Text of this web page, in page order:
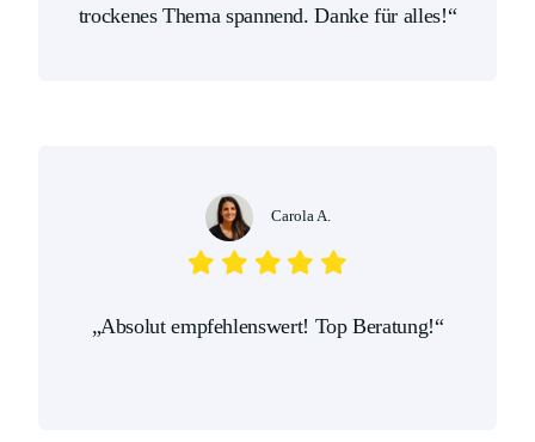
trockenes Thema spannend. Danke für alles!“
Carola A.
„Absolut empfehlenswert! Top Beratung!“